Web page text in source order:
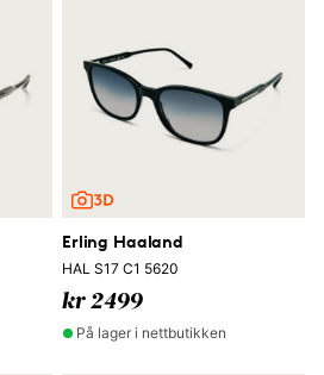
Erling Haaland
HAL S17 C1 5620
kr 2499
På lager i nettbutikken